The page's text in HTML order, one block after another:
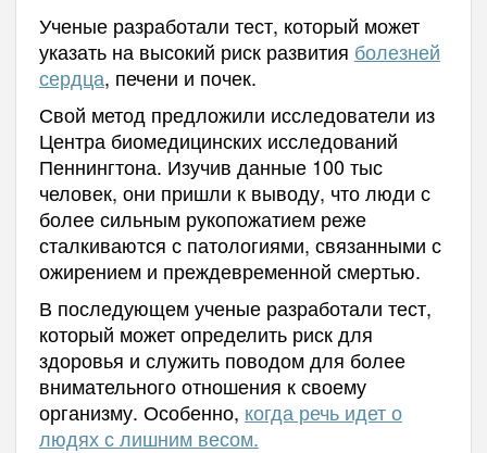
Ученые разработали тест, который может
указать на высокий риск развития болезней
сердца, печени и почек.
Свой метод предложили исследователи из
Центра биомедицинских исследований
Пеннингтона. Изучив данные 100 тыс
человек, они пришли к выводу, что люди с
более сильным рукопожатием реже
сталкиваются с патологиями, связанными с
ожирением и преждевременной смертью.
В последующем ученые разработали тест,
который может определить риск для
здоровья и служить поводом для более
внимательного отношения к своему
организму. Особенно, когда речь идет о
людях с лишним весом.